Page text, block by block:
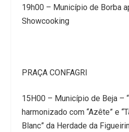
19h00 – Município de Borba
Showcooking
PRAÇA CONFAGRI
15H00 – Município de Beja –
harmonizado com “Azête” e
Blanc” da Herdade da